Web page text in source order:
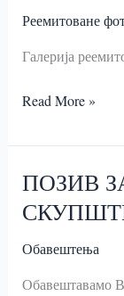
Реемитоване
Галерија
2026.
Read More »
ПОЗИВ
Обавештења
Обавештавамо